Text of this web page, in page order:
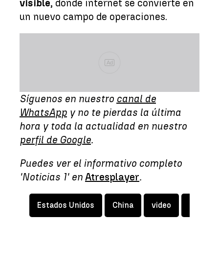
visible, donde internet se convierte en
un nuevo campo de operaciones.
Ad
Síguenos en nuestro canal de
WhatsApp y no te pierdas la última
hora y toda la actualidad en nuestro
perfil de Google.
Puedes ver el informativo completo
'Noticias 1' en Atresplayer.
Estados Unidos China video